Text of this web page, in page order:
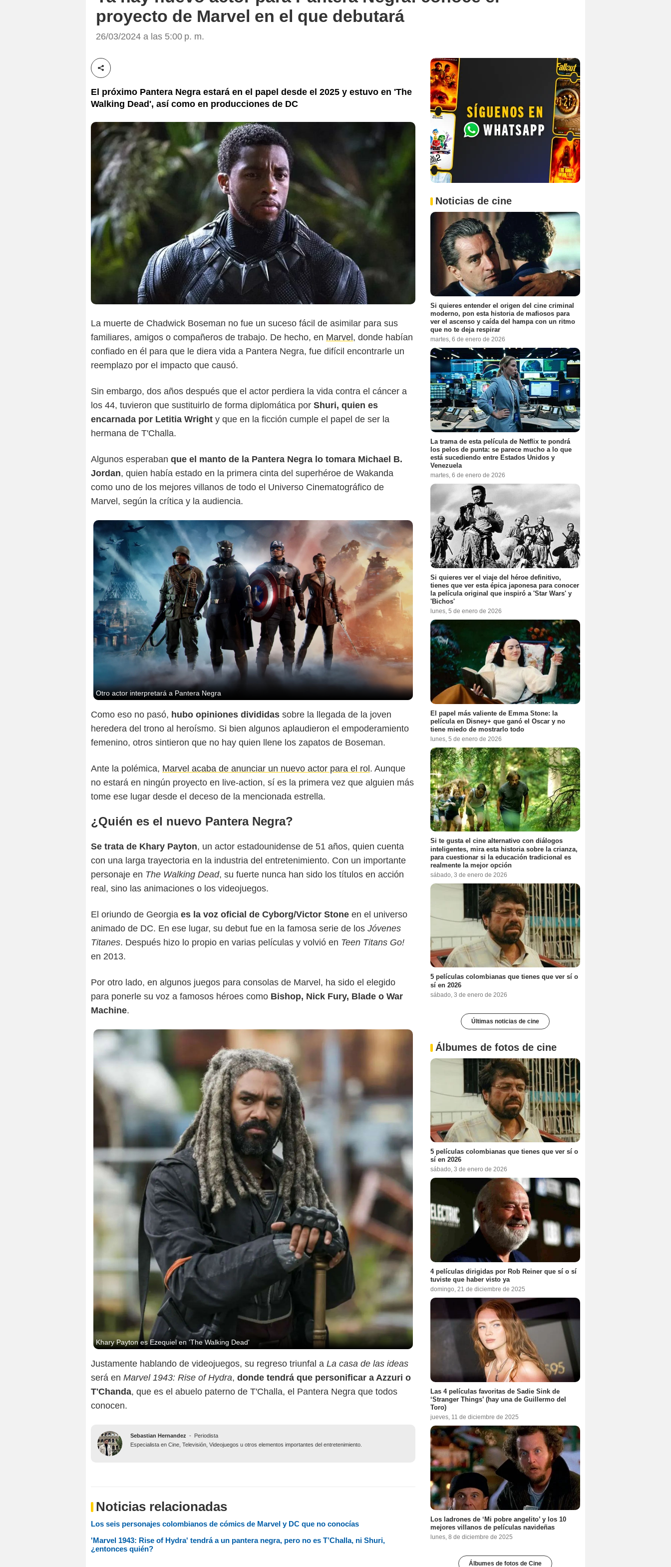
proyecto de Marvel en el que debutará
26/03/2024 a las 5:00 p. m.
Compartir esta noticia
El próximo Pantera Negra estará en el papel desde el 2025 y estuvo en 'The
Walking Dead', así como en producciones de DC
La muerte de Chadwick Boseman no fue un suceso fácil de asimilar para sus
familiares, amigos o compañeros de trabajo. De hecho, en Marvel , donde habían
confiado en él para que le diera vida a Pantera Negra, fue difícil encontrarle un
reemplazo por el impacto que causó.
Sin embargo, dos años después que el actor perdiera la vida contra el cáncer a
los 44, tuvieron que sustituirlo de forma diplomática por Shuri, quien es
encarnada por Letitia Wright y que en la ficción cumple el papel de ser la
hermana de T'Challa.
Algunos esperaban que el manto de la Pantera Negra lo tomara Michael B.
Jordan, quien había estado en la primera cinta del superhéroe de Wakanda
como uno de los mejores villanos de todo el Universo Cinematográfico de
Marvel, según la crítica y la audiencia.
Otro actor interpretará a Pantera Negra
Como eso no pasó, hubo opiniones divididas sobre la llegada de la joven
heredera del trono al heroísmo. Si bien algunos aplaudieron el empoderamiento
femenino, otros sintieron que no hay quien llene los zapatos de Boseman.
Ante la polémica, Marvel acaba de anunciar un nuevo actor para el rol . Aunque
no estará en ningún proyecto en live-action, sí es la primera vez que alguien más
tome ese lugar desde el deceso de la mencionada estrella.
¿Quién es el nuevo Pantera Negra?
Se trata de Khary Payton, un actor estadounidense de 51 años, quien cuenta
con una larga trayectoria en la industria del entretenimiento. Con un importante
personaje en The Walking Dead, su fuerte nunca han sido los títulos en acción
real, sino las animaciones o los videojuegos.
El oriundo de Georgia es la voz oficial de Cyborg/Victor Stone en el universo
animado de DC. En ese lugar, su debut fue en la famosa serie de los Jóvenes
Titanes. Después hizo lo propio en varias películas y volvió en Teen Titans Go!
en 2013.
Por otro lado, en algunos juegos para consolas de Marvel, ha sido el elegido
para ponerle su voz a famosos héroes como Bishop, Nick Fury, Blade o War
Machine.
AMC
Khary Payton es Ezequiel en 'The Walking Dead'
Justamente hablando de videojuegos, su regreso triunfal a La casa de las ideas
será en Marvel 1943: Rise of Hydra, donde tendrá que personificar a Azzuri o
T'Chanda, que es el abuelo paterno de T'Challa, el Pantera Negra que todos
conocen.
Sebastian Hernandez -
Periodista
Especialista en Cine, Televisión, Videojuegos u otros elementos importantes del entretenimiento.
Noticias relacionadas
Los seis personajes colombianos de cómics de Marvel y DC que no conocías
'Marvel 1943: Rise of Hydra' tendrá a un pantera negra, pero no es T’Challa, ni Shuri,
¿entonces quién?
Noticias de cine
Si quieres entender el origen del cine criminal
moderno, pon esta historia de mafiosos para
ver el ascenso y caída del hampa con un ritmo
que no te deja respirar
martes, 6 de enero de 2026
La trama de esta película de Netflix te pondrá
los pelos de punta: se parece mucho a lo que
está sucediendo entre Estados Unidos y
Venezuela
martes, 6 de enero de 2026
Si quieres ver el viaje del héroe definitivo,
tienes que ver esta épica japonesa para conocer
la película original que inspiró a 'Star Wars' y
'Bichos'
lunes, 5 de enero de 2026
El papel más valiente de Emma Stone: la
película en Disney+ que ganó el Oscar y no
tiene miedo de mostrarlo todo
lunes, 5 de enero de 2026
Si te gusta el cine alternativo con diálogos
inteligentes, mira esta historia sobre la crianza,
para cuestionar si la educación tradicional es
realmente la mejor opción
sábado, 3 de enero de 2026
5 películas colombianas que tienes que ver sí o
sí en 2026
sábado, 3 de enero de 2026
Últimas noticias de cine
Álbumes de fotos de cine
5 películas colombianas que tienes que ver sí o
sí en 2026
sábado, 3 de enero de 2026
4 películas dirigidas por Rob Reiner que sí o sí
tuviste que haber visto ya
domingo, 21 de diciembre de 2025
Las 4 películas favoritas de Sadie Sink de
‘Stranger Things’ (hay una de Guillermo del
Toro)
jueves, 11 de diciembre de 2025
Los ladrones de ‘Mi pobre angelito’ y los 10
mejores villanos de películas navideñas
lunes, 8 de diciembre de 2025
Álbumes de fotos de Cine